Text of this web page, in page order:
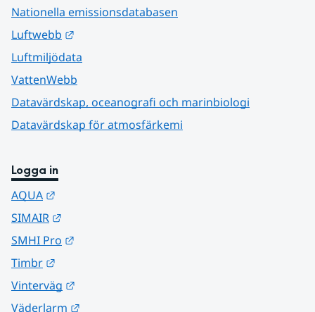
Nationella emissionsdatabasen
Luftwebb
Luftmiljödata
VattenWebb
Datavärdskap, oceanografi och marinbiologi
Datavärdskap för atmosfärkemi
Logga in
AQUA
SIMAIR
SMHI Pro
Timbr
Vinterväg
Väderlarm